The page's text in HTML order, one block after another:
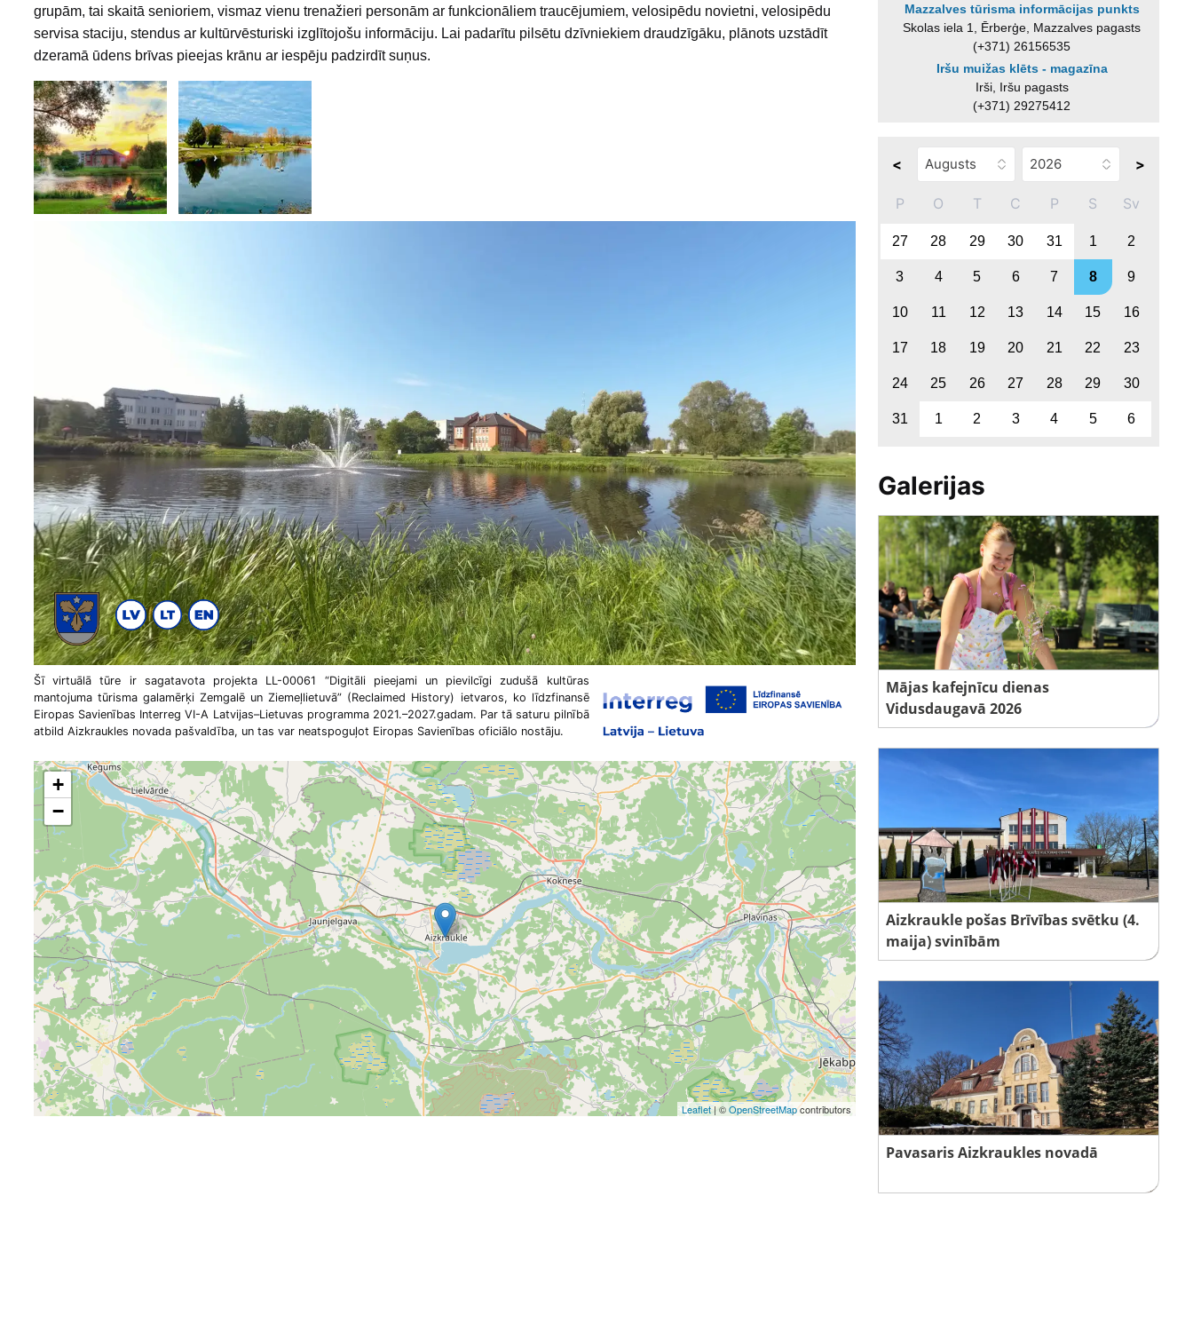
grupām, tai skaitā senioriem, vismaz vienu trenažieri personām ar funkcionāliem traucējumiem, velosipēdu novietni, velosipēdu
servisa staciju, stendus ar kultūrvēsturiski izglītojošu informāciju. Lai padarītu pilsētu dzīvniekiem draudzīgāku, plānots uzstādīt
dzeramā ūdens brīvas pieejas krānu ar iespēju padzirdīt suņus.
Šī virtuālā tūre ir sagatavota projekta LL-00061 “Digitāli pieejami un pievilcīgi zudušā kultūras
mantojuma tūrisma galamērķi Zemgalē un Ziemeļlietuvā” (Reclaimed History) ietvaros, ko līdzfinansē
Eiropas Savienības Interreg VI-A Latvijas–Lietuvas programma 2021.–2027.gadam. Par tā saturu pilnībā
atbild Aizkraukles novada pašvaldība, un tas var neatspoguļot Eiropas Savienības oficiālo nostāju.
+
−
Leaflet| ©OpenStreetMapcontributors
Mazzalves tūrisma informācijas punkts
Skolas iela 1, Ērberģe, Mazzalves pagasts
(+371) 26156535
Iršu muižas klēts - magazīna
Irši, Iršu pagasts
(+371) 29275412
< >
P O T C P S Sv
27 28 29 30 31 1 2
3 4 5 6 7 8 9
10 11 12 13 14 15 16
17 18 19 20 21 22 23
24 25 26 27 28 29 30
31 1 2 3 4 5 6
Galerijas
Mājas kafejnīcu dienas
Vidusdaugavā 2026
Aizkraukle pošas Brīvības svētku (4.
maija) svinībām
Pavasaris Aizkraukles novadā